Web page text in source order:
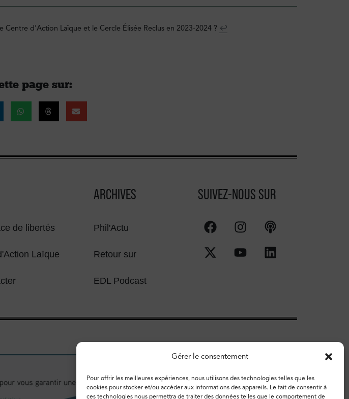
Gérer le consentement
Pour offrir les meilleures expériences, nous utilisons des technologies telles que les
cookies pour stocker et/ou accéder aux informations des appareils. Le fait de consentir à
ces technologies nous permettra de traiter des données telles que le comportement de
Centre d’Action Laïque et le Cercle Élisée Reclus en 2023-2024 ? ↩︎
page sur :
de libertés
Laïque
ARCHIVES
Phil'Actu
Retour sur
EDL Podcast
SUIVEZ-NOUS SUR